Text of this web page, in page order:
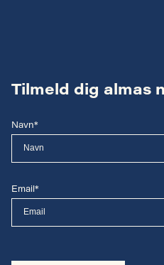
Tilmeld dig almas
Navn*
Email*